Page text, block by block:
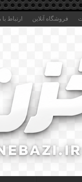
فروشگاه آنلاین ارتباط با